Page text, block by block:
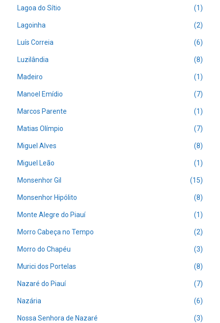
Lagoa do Sítio (1)
Lagoinha (2)
Luís Correia (6)
Luzilândia (8)
Madeiro (1)
Manoel Emídio (7)
Marcos Parente (1)
Matias Olímpio (7)
Miguel Alves (8)
Miguel Leão (1)
Monsenhor Gil (15)
Monsenhor Hipólito (8)
Monte Alegre do Piauí (1)
Morro Cabeça no Tempo (2)
Morro do Chapéu (3)
Murici dos Portelas (8)
Nazaré do Piauí (7)
Nazária (6)
Nossa Senhora de Nazaré (3)